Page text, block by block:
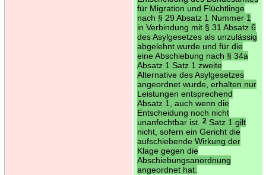
für Migration und Flüchtlinge
nach § 29 Absatz 1 Nummer 1
in Verbindung mit § 31 Absatz 6
des Asylgesetzes als unzulässig
abgelehnt wurde und für die
eine Abschiebung nach § 34a
Absatz 1 Satz 1 zweite
Alternative des Asylgesetzes
angeordnet wurde, erhalten nur
Leistungen entsprechend
Absatz 1, auch wenn die
Entscheidung noch nicht
unanfechtbar ist.
2Satz 1 gilt
nicht, sofern ein Gericht die
aufschiebende Wirkung der
Klage gegen die
Abschiebungsanordnung
angeordnet hat.